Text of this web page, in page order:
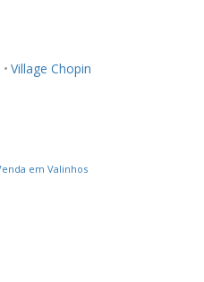
Village Chopin
em Valinhos